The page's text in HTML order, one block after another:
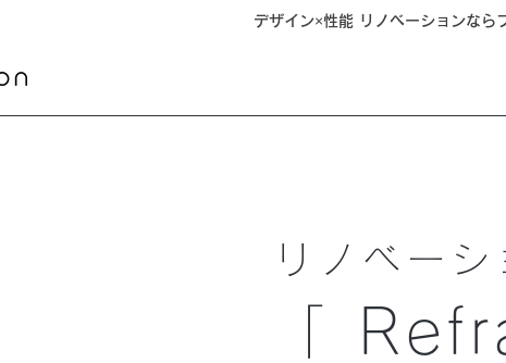
デザイン×性能 リノベーションな
リノベー